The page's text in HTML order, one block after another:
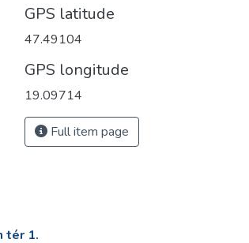
GPS latitude
47.49104
GPS longitude
19.09714
Full item page
tér 1.